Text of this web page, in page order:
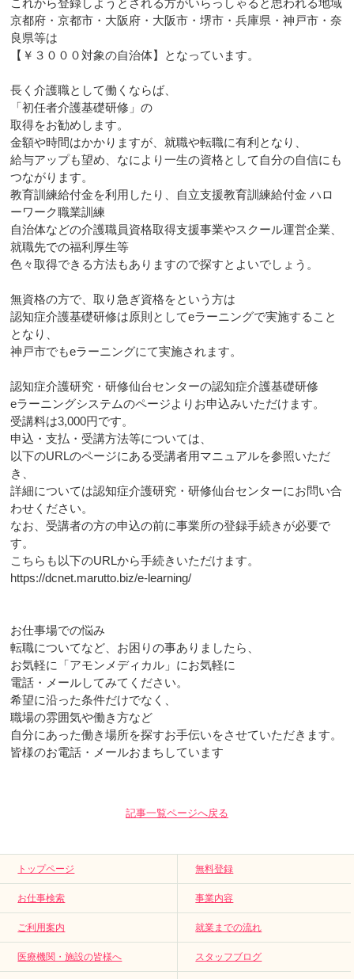
これから登録しようとされる方がいらっしゃると思われる地域
京都府・京都市・大阪府・大阪市・堺市・兵庫県・神戸市・奈
良県等は
【￥３０００対象の自治体】となっています。
長く介護職として働くならば、
「初任者介護基礎研修」の
取得をお勧めします。
金額や時間はかかりますが、就職や転職に有利となり、
給与アップも望め、なにより一生の資格として自分の自信にも
つながります。
教育訓練給付金を利用したり、自立支援教育訓練給付金 ハロ
ーワーク職業訓練
自治体などの介護職員資格取得支援事業やスクール運営企業、
就職先での福利厚生等
色々取得できる方法もありますので探すとよいでしょう。
無資格の方で、取り急ぎ資格をという方は
認知症介護基礎研修は原則としてeラーニングで実施すること
となり、
神戸市でもeラーニングにて実施されます。
認知症介護研究・研修仙台センターの認知症介護基礎研修
eラーニングシステムのページよりお申込みいただけます。
受講料は3,000円です。
申込・支払・受講方法等については、
以下のURLのページにある受講者用マニュアルを参照いただ
き、
詳細については認知症介護研究・研修仙台センターにお問い合
わせください。
なお、受講者の方の申込の前に事業所の登録手続きが必要で
す。
こちらも以下のURLから手続きいただけます。
https://dcnet.marutto.biz/e-learning/
お仕事場での悩み
転職についてなど、お困りの事ありましたら、
お気軽に「アモンメディカル」にお気軽に
電話・メールしてみてください。
希望に沿った条件だけでなく、
職場の雰囲気や働き方など
自分にあった働き場所を探すお手伝いをさせていただきます。
皆様のお電話・メールおまちしています
記事一覧ページへ戻る
トップページ 無料登録
お仕事検索 事業内容
ご利用案内 就業までの流れ
医療機関・施設の皆様へ スタッフブログ